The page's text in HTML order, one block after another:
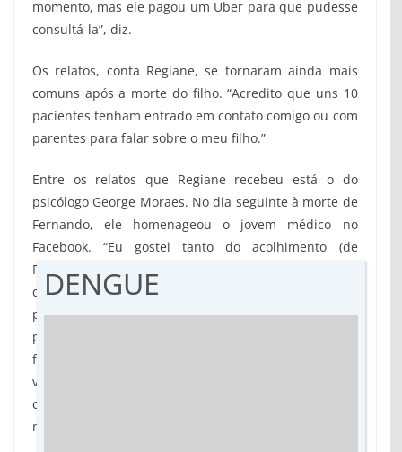
momento, mas ele pagou um Uber para que pudesse
consultá-la”, diz.
Os relatos, conta Regiane, se tornaram ainda mais
comuns após a morte do filho. “Acredito que uns 10
pacientes tenham entrado em contato comigo ou com
parentes para falar sobre o meu filho.”
Entre os relatos que Regiane recebeu está o do
psicólogo George Moraes. No dia seguinte à morte de
Fernando, ele homenageou o jovem médico no
Facebook. “Eu gostei tanto do acolhimento (de
Fernando) que resolvi fixar a receita médica na lateral
da geladeira, para não esquecer o nome do
profissional para que eu pudesse procurá-lo nas
próximas consultas. Curioso é que as pessoas que
frequentam minha casa sempre questionam: por que
você deixa essa receita aqui? Respondo: porque
conheci um médico excelente e não quero esquecer o
nome dele”, escreveu.
DENGUE